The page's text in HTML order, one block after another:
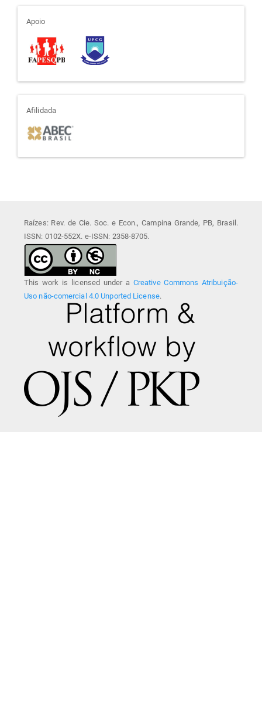
apoio
Apoio
afiliada
Afilidada
Raízes: Rev. de Cie. Soc. e Econ., Campina Grande, PB, Brasil.
ISSN: 0102-552X. e-ISSN: 2358-8705.
This work is licensed under a Creative Commons Atribuição-
Uso não-comercial 4.0 Unported License.